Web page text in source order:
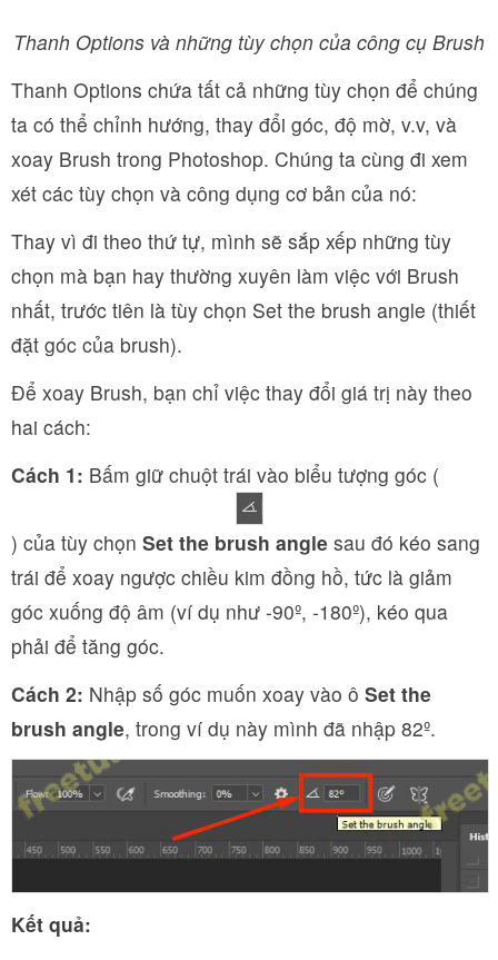
Thanh Options và những tùy chọn của công cụ Brush
Thanh Options chứa tất cả những tùy chọn để chúng
ta có thể chỉnh hướng, thay đổi góc, độ mờ, v.v, và
xoay Brush trong Photoshop. Chúng ta cùng đi xem
xét các tùy chọn và công dụng cơ bản của nó:
Thay vì đi theo thứ tự, mình sẽ sắp xếp những tùy
chọn mà bạn hay thường xuyên làm việc với Brush
nhất, trước tiên là tùy chọn Set the brush angle (thiết
đặt góc của brush).
Để xoay Brush, bạn chỉ việc thay đổi giá trị này theo
hai cách:
Cách 1: Bấm giữ chuột trái vào biểu tượng góc (
) của tùy chọn Set the brush angle sau đó kéo sang
trái để xoay ngược chiều kim đồng hồ, tức là giảm
góc xuống độ âm (ví dụ như -90º, -180º), kéo qua
phải để tăng góc.
Cách 2: Nhập số góc muốn xoay vào ô Set the
brush angle, trong ví dụ này mình đã nhập 82º.
Kết quả: